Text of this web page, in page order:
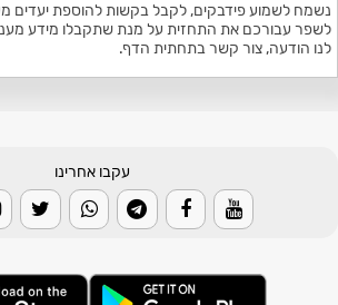
נשמח לשמוע פידבקים, לקבל בקשות להוספת יעדים
לשפר עבורכם את התחזית על מנת שתקבלו מידע
לנו הודעה, צור קשר בתחתית הדף.
עקבו אחרינו